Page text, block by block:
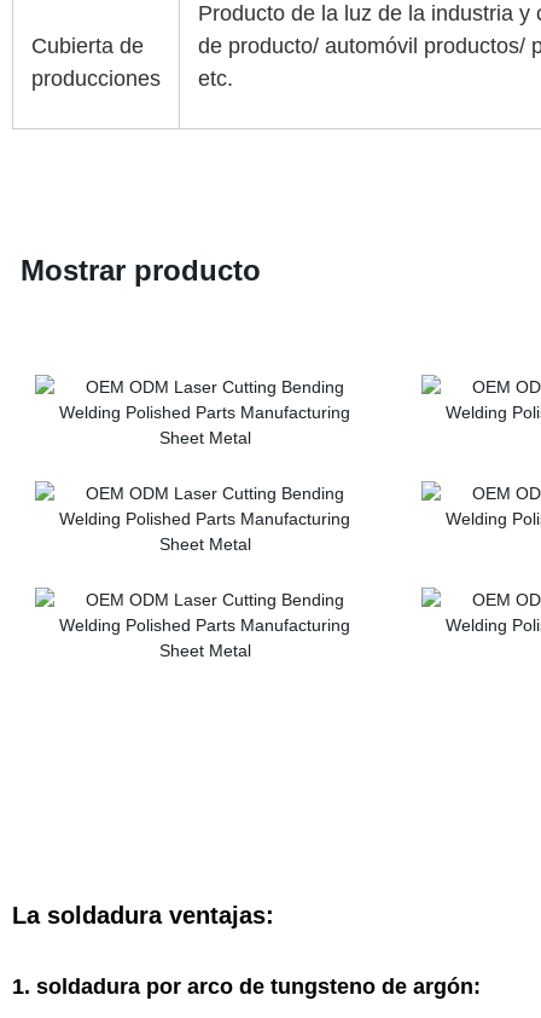
Cubierta de
producciones
Producto de la luz de la industria
de producto/ automóvil productos/
etc.
Mostrar producto
La soldadura ventajas:
1. soldadura por arco de tungsteno de argón: